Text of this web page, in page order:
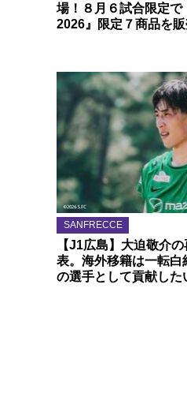
場！８月６試合限定で
2026』限定７商品を
SANFRECCE
【J1広島】大迫敬介
表。海外移籍は一転白
の選手として貢献した